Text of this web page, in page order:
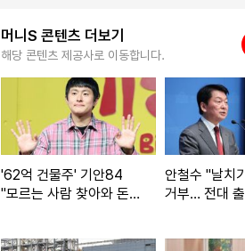
머니S 콘텐츠 더보기
해당 콘텐츠 제공사로 이동합니다.
'62억 건물주' 기안84
"모르는 사람 찾아와 돈
안철수 "날치
거부… 전대